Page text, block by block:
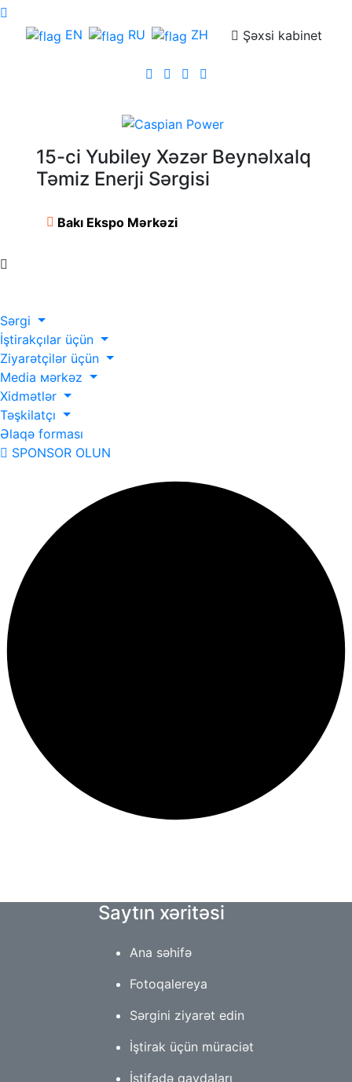
EN RU ZH Şəxsi kabinet
15-ci Yubiley Xəzər Beynəlxalq
Təmiz Enerji Sərgisi
Bakı Ekspo Mərkəzi
Sərgi
İştirakçılar üçün
Ziyarətçilər üçün
Media мərkəz
Xidmətlər
Təşkilatçı
Əlaqə forması
SPONSOR OLUN
Saytın xəritəsi
Ana səhifə
Fotoqalereya
Sərgini ziyarət edin
İştirak üçün müraciət
İstifadə qaydaları